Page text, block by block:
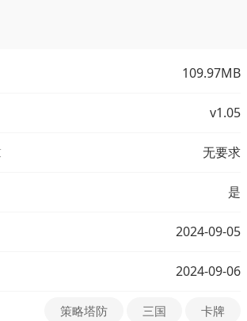
109.97MB
v1.05
无要求
是
2024-09-05
2024-09-06
策略塔防 三国 卡牌